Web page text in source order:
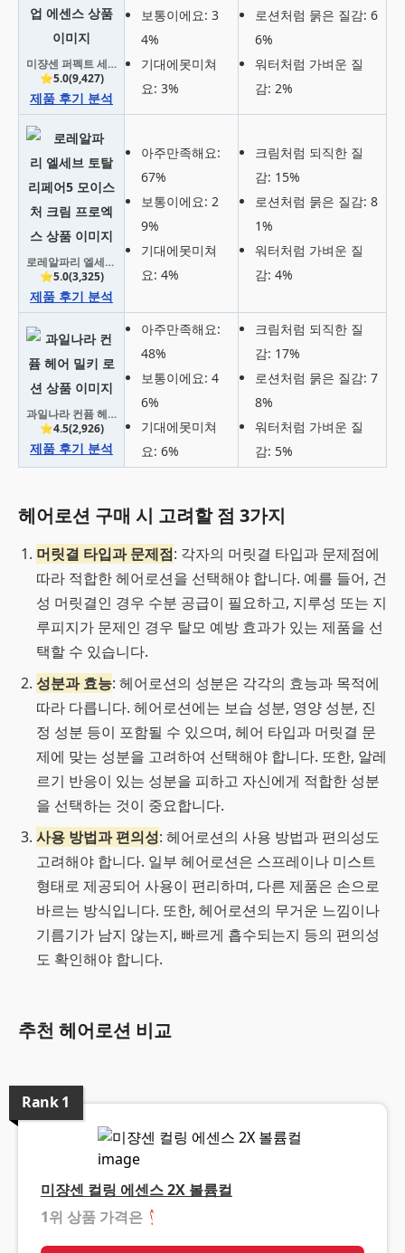
미쟝센 퍼펙트 세럼 베이스업 에센스
⭐5.0(9,427)
제품 후기 분석
보통이에요: 3
4%
기대에못미쳐
요: 3%
로션처럼 묽은 질감: 6
6%
워터처럼 가벼운 질
감: 2%
로레알파리 엘세브 토탈리페어5 모이스처 크림 프로엑스
⭐5.0(3,325)
제품 후기 분석
아주만족해요:
67%
보통이에요: 2
9%
기대에못미쳐
요: 4%
크림처럼 되직한 질
감: 15%
로션처럼 묽은 질감: 8
1%
워터처럼 가벼운 질
감: 4%
과일나라 컨퓸 헤어 밀키 로션
⭐4.5(2,926)
제품 후기 분석
아주만족해요:
48%
보통이에요: 4
6%
기대에못미쳐
요: 6%
크림처럼 되직한 질
감: 17%
로션처럼 묽은 질감: 7
8%
워터처럼 가벼운 질
감: 5%
헤어로션 구매 시 고려할 점 3가지
머릿결 타입과 문제점: 각자의 머릿결 타입과 문제점에
따라 적합한 헤어로션을 선택해야 합니다. 예를 들어, 건
성 머릿결인 경우 수분 공급이 필요하고, 지루성 또는 지
루피지가 문제인 경우 탈모 예방 효과가 있는 제품을 선
택할 수 있습니다.
성분과 효능: 헤어로션의 성분은 각각의 효능과 목적에
따라 다릅니다. 헤어로션에는 보습 성분, 영양 성분, 진
정 성분 등이 포함될 수 있으며, 헤어 타입과 머릿결 문
제에 맞는 성분을 고려하여 선택해야 합니다. 또한, 알레
르기 반응이 있는 성분을 피하고 자신에게 적합한 성분
을 선택하는 것이 중요합니다.
사용 방법과 편의성: 헤어로션의 사용 방법과 편의성도
고려해야 합니다. 일부 헤어로션은 스프레이나 미스트
형태로 제공되어 사용이 편리하며, 다른 제품은 손으로
바르는 방식입니다. 또한, 헤어로션의 무거운 느낌이나
기름기가 남지 않는지, 빠르게 흡수되는지 등의 편의성
도 확인해야 합니다.
추천 헤어로션 비교
Rank1
미쟝센 컬링 에센스 2X 볼륨컬
1위 상품 가격은 ❓